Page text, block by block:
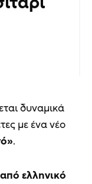
δυναμικά
με ένα νέο
.
ελληνικό